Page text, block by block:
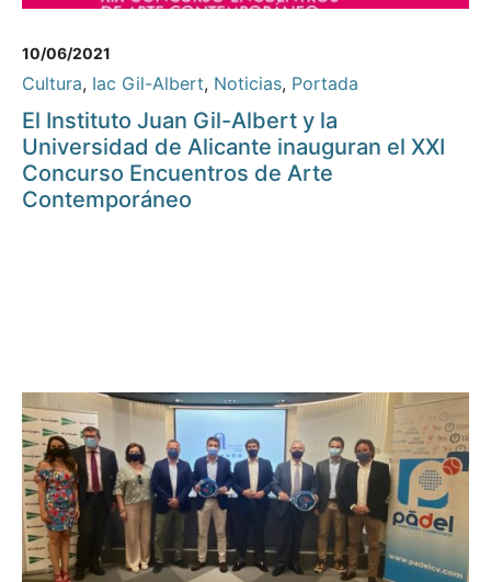
10/06/2021
Cultura, Iac Gil-Albert, Noticias, Portada
El Instituto Juan Gil-Albert y la
Universidad de Alicante inauguran el XXI
Concurso Encuentros de Arte
Contemporáneo